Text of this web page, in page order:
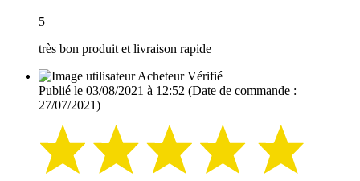
5
très bon produit et livraison rapide
Acheteur Vérifié
Publié le 03/08/2021 à 12:52 (Date de commande :
27/07/2021)